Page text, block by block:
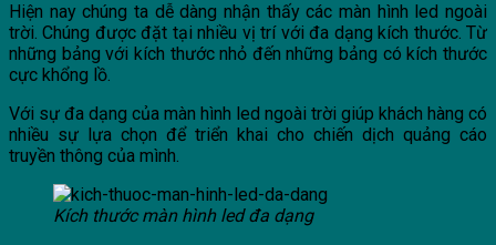
Hiện nay chúng ta dễ dàng nhận thấy các màn hình led ngoài
trời. Chúng được đặt tại nhiều vị trí với đa dạng kích thước. Từ
những bảng với kích thước nhỏ đến những bảng có kích thước
cực khổng lồ.
Với sự đa dạng của màn hình led ngoài trời giúp khách hàng có
nhiều sự lựa chọn để triển khai cho chiến dịch quảng cáo
truyền thông của mình.
Kích thước màn hình led đa dạng